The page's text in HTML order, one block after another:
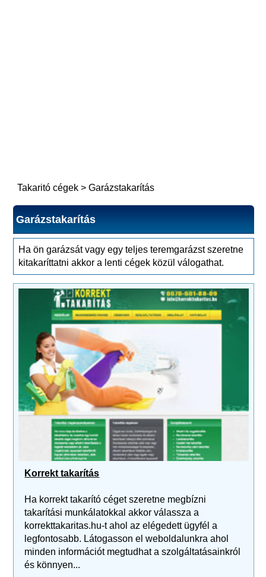
Takaritó cégek >Garázstakarítás
Garázstakarítás
Ha ön garázsát vagy egy teljes teremgarázst szeretne
kitakaríttatni akkor a lenti cégek közül válogathat.
Korrekt takarítás
Ha korrekt takarító céget szeretne megbízni
takarítási munkálatokkal akkor válassza a
korrekttakaritas.hu-t ahol az elégedett ügyfél a
legfontosabb. Látogasson el weboldalunkra ahol
minden információt megtudhat a szolgáltatásainkról
és könnyen...